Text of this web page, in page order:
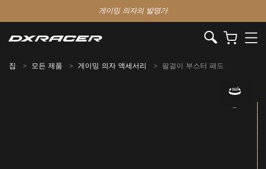
게이밍 의자의 발명가
집 모든 제품 게이밍 의자 액세서리 팔걸이 부스터 패드